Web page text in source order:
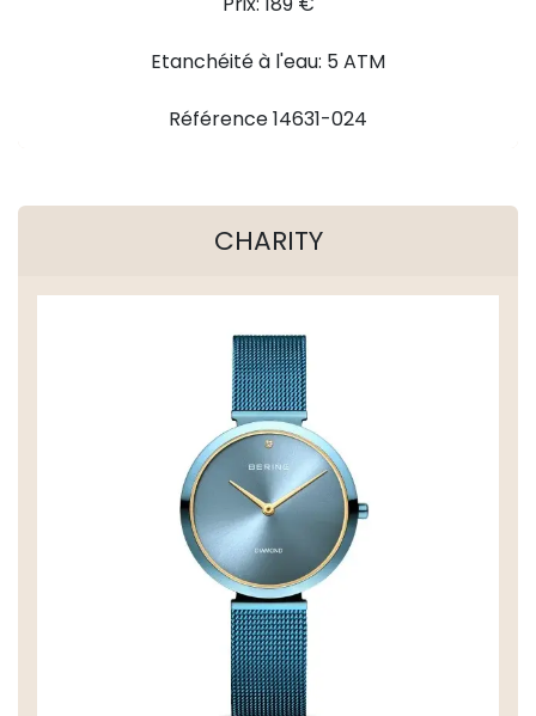
Etanchéité à l'eau: 5 ATM
Référence 14631-024
CHARITY